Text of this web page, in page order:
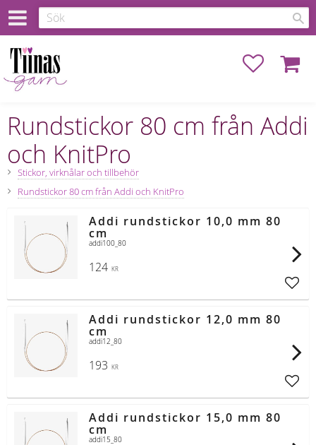
Favoriter
Rundstickor 80 cm från Addi
och KnitPro
Stickor, virknålar och tillbehör
Rundstickor 80 cm från Addi och KnitPro
Addi rundstickor 10,0 mm 80
cm
addi100_80
124 KR
Addi rundstickor 12,0 mm 80
cm
addi12_80
193 KR
Addi rundstickor 15,0 mm 80
cm
addi15_80